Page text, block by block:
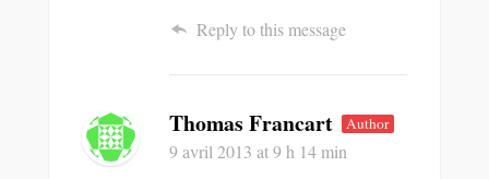
Reply to this message
Thomas Francart Author
9 avril 2013 at 9 h 14 min